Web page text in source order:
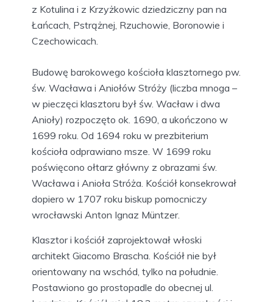
z Kotulina i z Krzyżkowic dziedziczny pan na
Łańcach, Pstrążnej, Rzuchowie, Boronowie i
Czechowicach.
Budowę barokowego kościoła klasztornego pw.
św. Wacława i Aniołów Stróży (liczba mnoga –
w pieczęci klasztoru był św. Wacław i dwa
Anioły) rozpoczęto ok. 1690, a ukończono w
1699 roku. Od 1694 roku w prezbiterium
kościoła odprawiano msze. W 1699 roku
poświęcono ołtarz główny z obrazami św.
Wacława i Anioła Stróża. Kościół konsekrował
dopiero w 1707 roku biskup pomocniczy
wrocławski Anton Ignaz Müntzer.
Klasztor i kościół zaprojektował włoski
architekt Giacomo Brascha. Kościół nie był
orientowany na wschód, tylko na południe.
Postawiono go prostopadle do obecnej ul.